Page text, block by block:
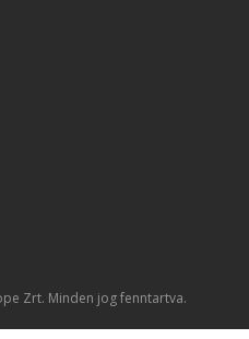
Zrt. Minden jog fenntartva.